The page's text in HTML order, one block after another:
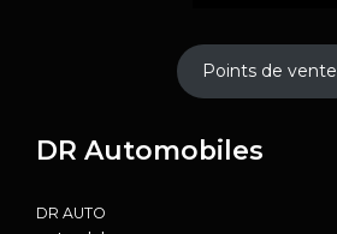
Points de vente
DR Automobiles
DR AUTO